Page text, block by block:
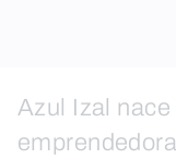
Azul Izal
emprendedora